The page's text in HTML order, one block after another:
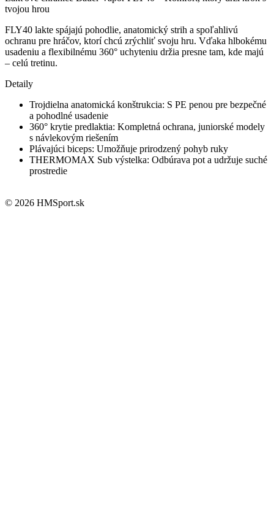
tvojou hrou
FLY40 lakte spájajú pohodlie, anatomický strih a spoľahlivú
ochranu pre hráčov, ktorí chcú zrýchliť svoju hru. Vďaka hlbokému
usadeniu a flexibilnému 360° uchyteniu držia presne tam, kde majú
– celú tretinu.
Detaily
Trojdielna anatomická konštrukcia: S PE penou pre bezpečné
a pohodlné usadenie
360° krytie predlaktia: Kompletná ochrana, juniorské modely
s návlekovým riešením
Plávajúci biceps: Umožňuje prirodzený pohyb ruky
THERMOMAX Sub výstelka: Odbúrava pot a udržuje suché
prostredie
© 2026 HMSport.sk